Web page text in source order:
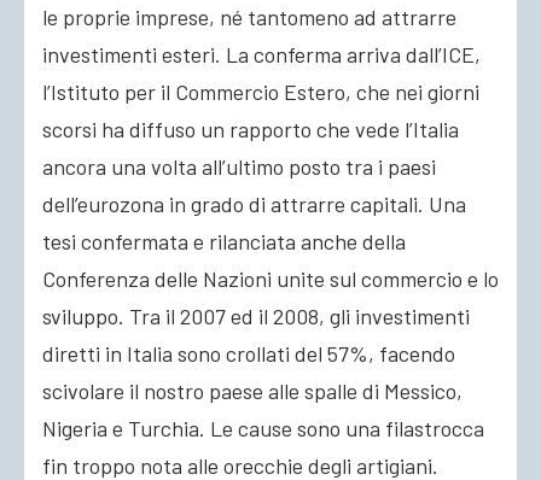
le proprie imprese, né tantomeno ad attrarre
investimenti esteri. La conferma arriva dall’ICE,
l’Istituto per il Commercio Estero, che nei giorni
scorsi ha diffuso un rapporto che vede l’Italia
ancora una volta all’ultimo posto tra i paesi
dell’eurozona in grado di attrarre capitali. Una
tesi confermata e rilanciata anche della
Conferenza delle Nazioni unite sul commercio e lo
sviluppo. Tra il 2007 ed il 2008, gli investimenti
diretti in Italia sono crollati del 57%, facendo
scivolare il nostro paese alle spalle di Messico,
Nigeria e Turchia. Le cause sono una filastrocca
fin troppo nota alle orecchie degli artigiani.